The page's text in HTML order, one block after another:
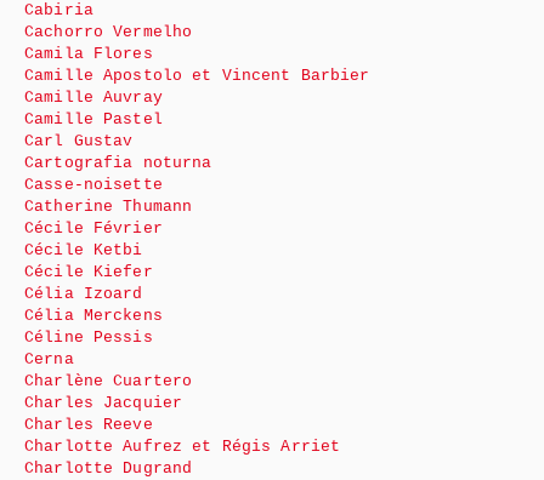
Cabiria
Cachorro Vermelho
Camila Flores
Camille Apostolo et Vincent Barbier
Camille Auvray
Camille Pastel
Carl Gustav
Cartografia noturna
Casse-noisette
Catherine Thumann
Cécile Février
Cécile Ketbi
Cécile Kiefer
Célia Izoard
Célia Merckens
Céline Pessis
Cerna
Charlène Cuartero
Charles Jacquier
Charles Reeve
Charlotte Aufrez et Régis Arriet
Charlotte Dugrand